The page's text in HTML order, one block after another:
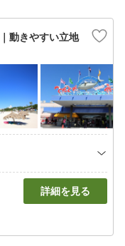
動きやすい立地
詳細を見る